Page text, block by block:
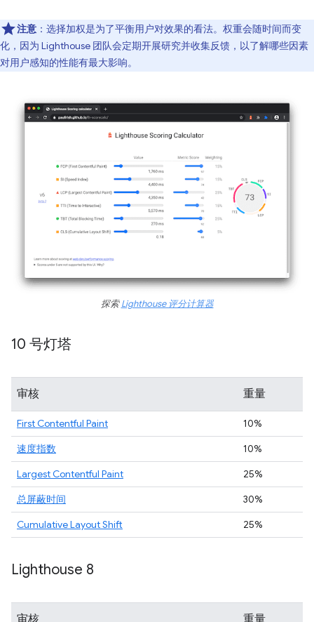
注意 ：选择加权是为了平衡用户对效果的看法。权重会随时间而变
化，因为 Lighthouse 团队会定期开展研究并收集反馈，以了解哪些因素
对用户感知的性能有最大影响。
探索Lighthouse 评分计算器
10 号灯塔
审核 重量
First Contentful Paint
10%
速度指数
10%
Largest Contentful Paint
25%
总屏蔽时间
30%
Cumulative Layout Shift
25%
Lighthouse 8